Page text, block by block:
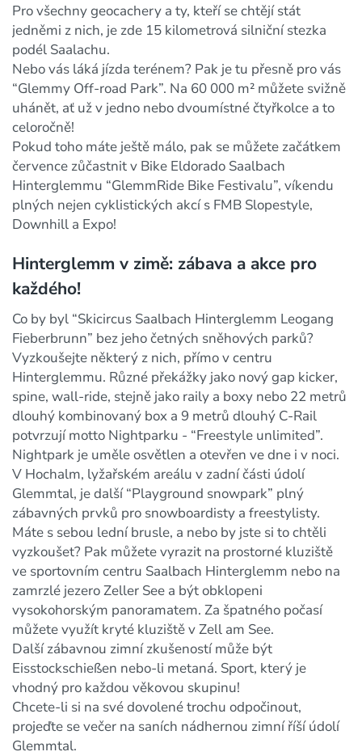
Pro všechny geocachery a ty, kteří se chtějí stát
jedněmi z nich, je zde 15 kilometrová silniční stezka
podél Saalachu.
Nebo vás láká jízda terénem? Pak je tu přesně pro vás
“Glemmy Off-road Park”. Na 60 000 m² můžete svižně
uhánět, ať už v jedno nebo dvoumístné čtyřkolce a to
celoročně!
Pokud toho máte ještě málo, pak se můžete začátkem
července zůčastnit v Bike Eldorado Saalbach
Hinterglemmu “GlemmRide Bike Festivalu”, víkendu
plných nejen cyklistických akcí s FMB Slopestyle,
Downhill a Expo!
Hinterglemm v zimě: zábava a akce pro
každého!
Co by byl “Skicircus Saalbach Hinterglemm Leogang
Fieberbrunn” bez jeho četných sněhových parků?
Vyzkoušejte některý z nich, přímo v centru
Hinterglemmu. Různé překážky jako nový gap kicker,
spine, wall-ride, stejně jako raily a boxy nebo 22 metrů
dlouhý kombinovaný box a 9 metrů dlouhý C-Rail
potvrzují motto Nightparku - “Freestyle unlimited”.
Nightpark je uměle osvětlen a otevřen ve dne i v noci.
V Hochalm, lyžařském areálu v zadní části údolí
Glemmtal, je další “Playground snowpark” plný
zábavných prvků pro snowboardisty a freestylisty.
Máte s sebou lední brusle, a nebo by jste si to chtěli
vyzkoušet? Pak můžete vyrazit na prostorné kluziště
ve sportovním centru Saalbach Hinterglemm nebo na
zamrzlé jezero Zeller See a být obklopeni
vysokohorským panoramatem. Za špatného počasí
můžete využít kryté kluziště v Zell am See.
Další zábavnou zimní zkušeností může být
Eisstockschießen nebo-li metaná. Sport, který je
vhodný pro každou věkovou skupinu!
Chcete-li si na své dovolené trochu odpočinout,
projeďte se večer na saních nádhernou zimní říší údolí
Glemmtal.